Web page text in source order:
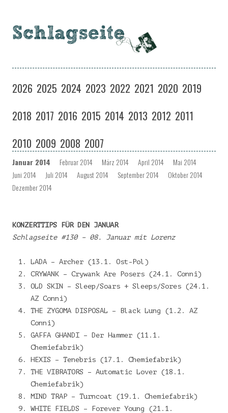
Zum
springen
2026 2025 2024 2023 2022 2021 2020 2019
2018 2017 2016 2015 2014 2013 2012 2011
2010 2009 2008 2007
Januar 2014 Februar 2014 März 2014 April 2014
Mai 2014
Juni 2014
Juli 2014 August 2014 September 2014
Oktober 2014
Dezember 2014
KONZERTTIPS FÜR DEN JANUAR
Schlagseite #130 – 08. Januar mit Lorenz
LADA – Archer (13.1. Ost-Pol)
CRYWANK – Crywank Are Posers (24.1. Conni)
OLD SKIN – Sleep/Soars + Sleeps/Sores (24.1.
AZ Conni)
THE ZYGOMA DISPOSAL – Black Lung (1.2. AZ
Conni)
GAFFA GHANDI – Der Hammer (11.1.
Chemiefabrik)
HEXIS – Tenebris (17.1. Chemiefabrik)
THE VIBRATORS – Automatic Lover (18.1.
Chemiefabrik)
MIND TRAP – Turncoat (19.1. Chemiefabrik)
WHITE FIELDS – Forever Young (21.1.